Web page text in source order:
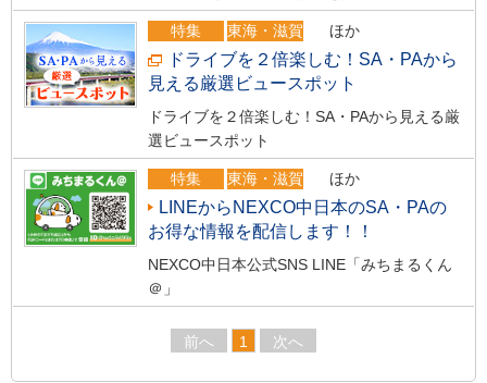
特集 東海・滋賀 ほか
ドライブを２倍楽しむ！SA・PAから
見える厳選ビュースポット
ドライブを２倍楽しむ！SA・PAから見える厳
選ビュースポット
特集 東海・滋賀 ほか
LINEからNEXCO中日本のSA・PAの
お得な情報を配信します！！
NEXCO中日本公式SNS LINE「みちまるくん
＠」
前へ 1 次へ